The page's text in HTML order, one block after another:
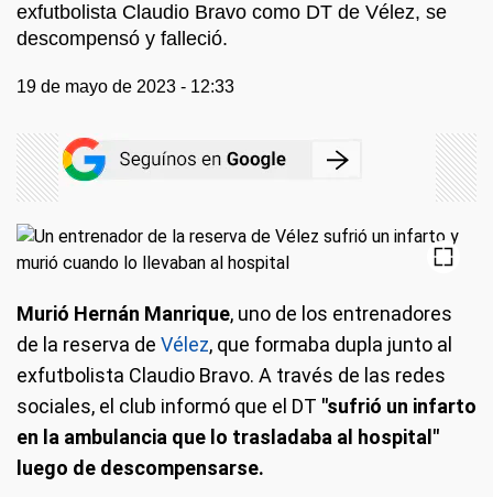
exfutbolista Claudio Bravo como DT de Vélez, se
descompensó y falleció.
19 de mayo de 2023 - 12:33
Murió Hernán Manrique, uno de los entrenadores
de la reserva de Vélez, que formaba dupla junto al
exfutbolista Claudio Bravo. A través de las redes
sociales, el club informó que el DT "sufrió un infarto
en la ambulancia que lo trasladaba al hospital"
luego de descompensarse.